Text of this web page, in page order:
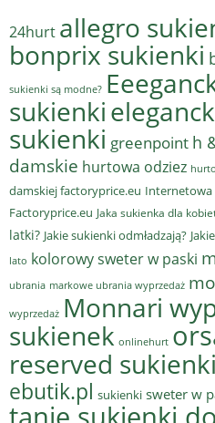
24hurt allegro
bonprix sukienki
sukienki są modne?
sukienki
sukienki greenpoint h
damskie hurtowa odziez
damskiej factoryprice.eu Internetowa
Factoryprice.eu Jaka sukienka dla
latki? Jakie sukienki odmładzają?
lato kolorowy sweter w paski
ubrania markowe ubrania wyprzedaż
wyprzedaż Monnari
sukienek onlinehurt
reserved sukienki
ebutik.pl sukienki sweter w